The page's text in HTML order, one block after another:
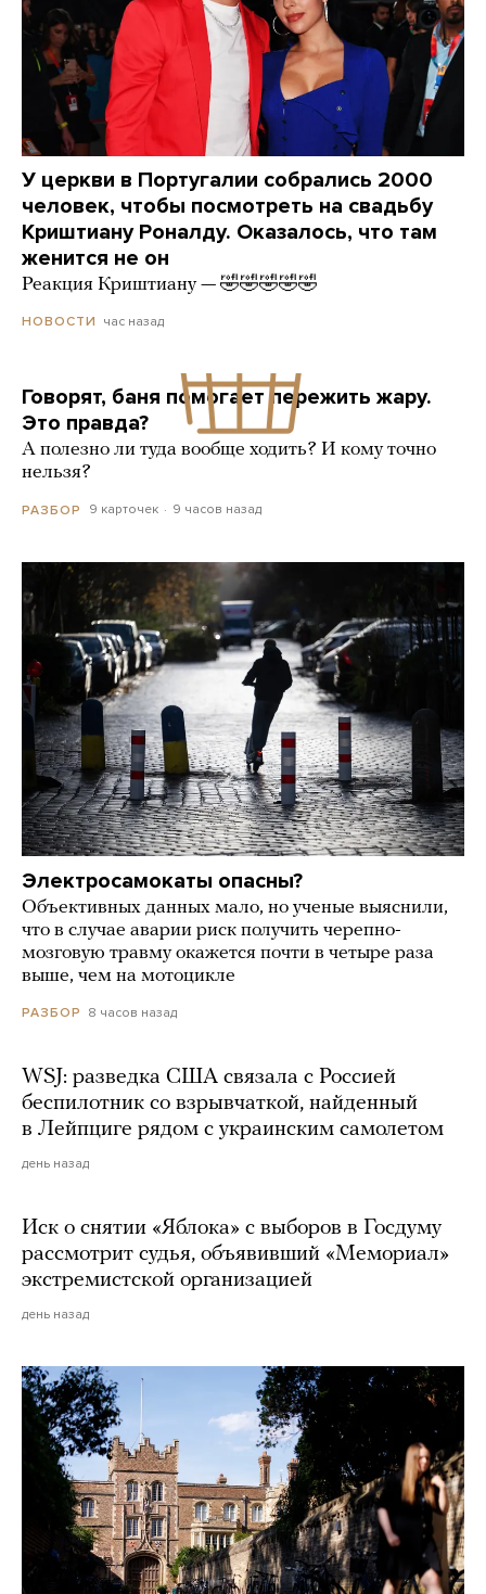
У церкви в Португалии собрались 2000
человек, чтобы посмотреть на свадьбу
Криштиану Роналду. Оказалось, что там
женится не он
Реакция Криштиану — 🤣🤣🤣🤣🤣
НОВОСТИ час назад
Говорят, баня помогает пережить жару.
Это правда?
А полезно ли туда вообще ходить? И кому точно
нельзя?
РАЗБОР 9 карточек 9 часов назад
Электросамокаты опасны?
Объективных данных мало, но ученые выяснили,
что в случае аварии риск получить черепно-
мозговую травму окажется почти в четыре раза
выше, чем на мотоцикле
РАЗБОР 8 часов назад
WSJ: разведка США связала с Россией
беспилотник со взрывчаткой, найденный
в Лейпциге рядом с украинским самолетом
день назад
Иск о снятии «Яблока» с выборов в Госдуму
рассмотрит судья, объявивший «Мемориал»
экстремистской организацией
день назад